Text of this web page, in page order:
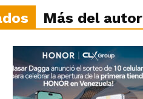
Más del autor